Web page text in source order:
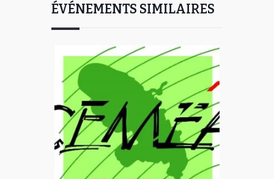
ÉVÉNEMENTS SIMILAIRES